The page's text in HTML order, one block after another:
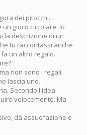
dei pitocchi.
gioco circolare. Io
la descrizione di un
tu raccontassi anche
un altro regalo.
non sono i regali.
lascia uno.
Secondo l'idea
velocemente. Ma
dà assuefazione e